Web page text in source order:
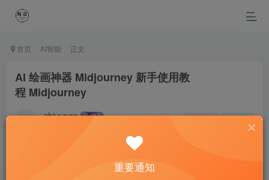
首页 AI智能 正文
AI 绘画神器 Midjourney 新手使用教
程 Midjourney
zhiyunge
Those who fly solo have the strongest wings.
重要通知